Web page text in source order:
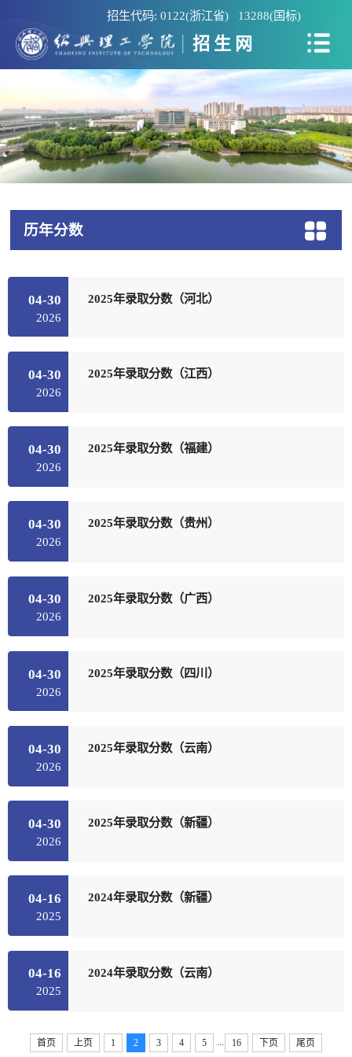
招生网
招生代码: 0122(浙江省) 13288(国标)
历年分数
04-30
2026
2025年录取分数（河北）
04-30
2026
2025年录取分数（江西）
04-30
2026
2025年录取分数（福建）
04-30
2026
2025年录取分数（贵州）
04-30
2026
2025年录取分数（广西）
04-30
2026
2025年录取分数（四川）
04-30
2026
2025年录取分数（云南）
04-30
2026
2025年录取分数（新疆）
04-16
2025
2024年录取分数（新疆）
04-16
2025
2024年录取分数（云南）
首页 上页 1 2 3 4 5 16 下页 尾页